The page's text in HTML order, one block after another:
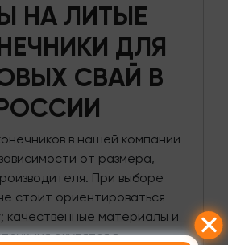
НА ЛИТЫЕ
ДЛЯ
СВАЙ В
в нашей компании
от размера,
При выборе
стоит ориентироваться
качественные материалы и
окупятся в